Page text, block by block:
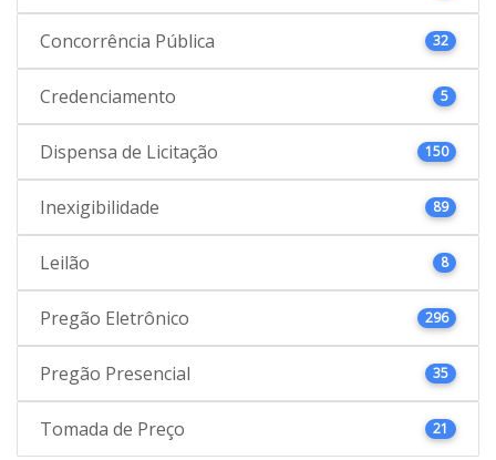
Concorrência Pública 32
Credenciamento 5
Dispensa de Licitação 150
Inexigibilidade 89
Leilão 8
Pregão Eletrônico 296
Pregão Presencial 35
Tomada de Preço 21